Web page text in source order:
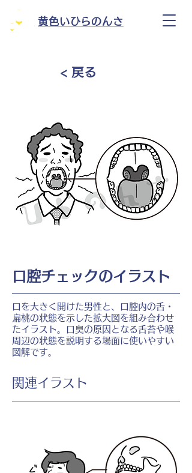
黄色いひらのんさ
< 戻る
口腔チェックのイラスト
口を大きく開けた男性と、口腔内の舌・
扁桃の状態を示した拡大図を組み合わせ
たイラスト。口臭の原因となる舌苔や喉
周辺の状態を説明する場面に使いやすい
図解です。
​関連イラスト